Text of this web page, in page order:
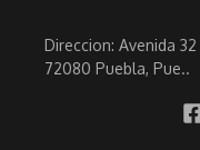
Direccion: Avenida
72080 Puebla, Pue..